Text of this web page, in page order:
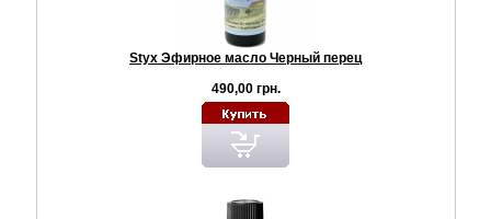
Styx Эфирное масло Черный перец
490,00 грн.